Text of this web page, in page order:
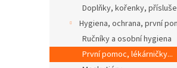
Doplňky, kořenky,
Hygiena, ochrana, první
Ručníky a osobní hygiena
První pomoc, lékárničky...